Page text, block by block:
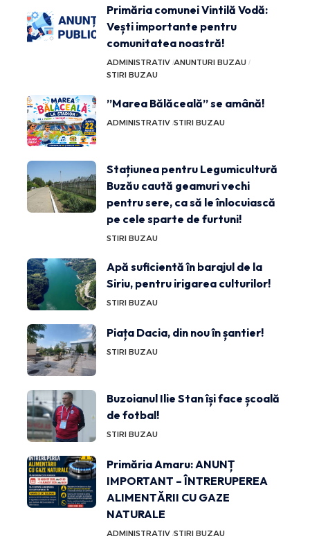
Primăria comunei Vintilă Vodă:
Vești importante pentru
comunitatea noastră!
ADMINISTRATIV ANUNTURI BUZAU
STIRI BUZAU
”Marea Bălăceală” se amână!
ADMINISTRATIV STIRI BUZAU
Stațiunea pentru Legumicultură
Buzău caută geamuri vechi
pentru sere, ca să le înlocuiască
pe cele sparte de furtuni!
STIRI BUZAU
Apă suficientă în barajul de la
Siriu, pentru irigarea culturilor!
STIRI BUZAU
Piața Dacia, din nou în șantier!
STIRI BUZAU
Buzoianul Ilie Stan își face școală
de fotbal!
STIRI BUZAU
Primăria Amaru: ANUNȚ
IMPORTANT – ÎNTRERUPEREA
ALIMENTĂRII CU GAZE
NATURALE
ADMINISTRATIV STIRI BUZAU